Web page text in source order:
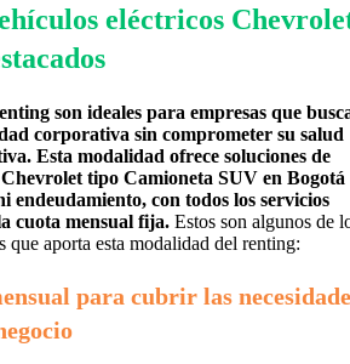
eléctricos
son ideales para empresas que
corporativa sin comprometer su salud
Esta modalidad ofrece soluciones de
tipo Camioneta SUV en Bogotá
endeudamiento, con todos los servicios
cuota mensual fija. Estos son algunos de
que aporta esta modalidad del renting:
para cubrir las